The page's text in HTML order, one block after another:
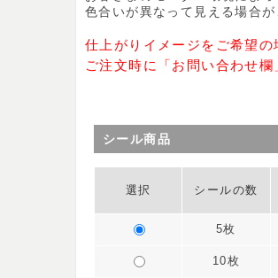
色合いが異なって見える場合
仕上がりイメージをご希望の
ご注文時に「お問い合わせ
シール商品
選択 シールの数
5枚
10枚